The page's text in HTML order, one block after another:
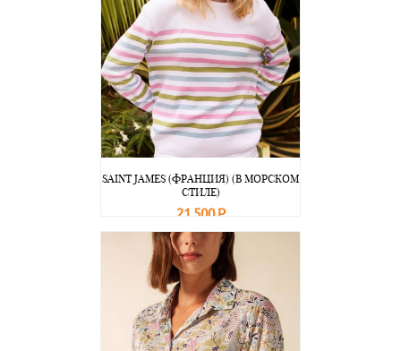
SAINT JAMES (ФРАНЦИЯ) (В МОРСКОМ
СТИЛЕ)
21 500 Р
В корзину Подробнее